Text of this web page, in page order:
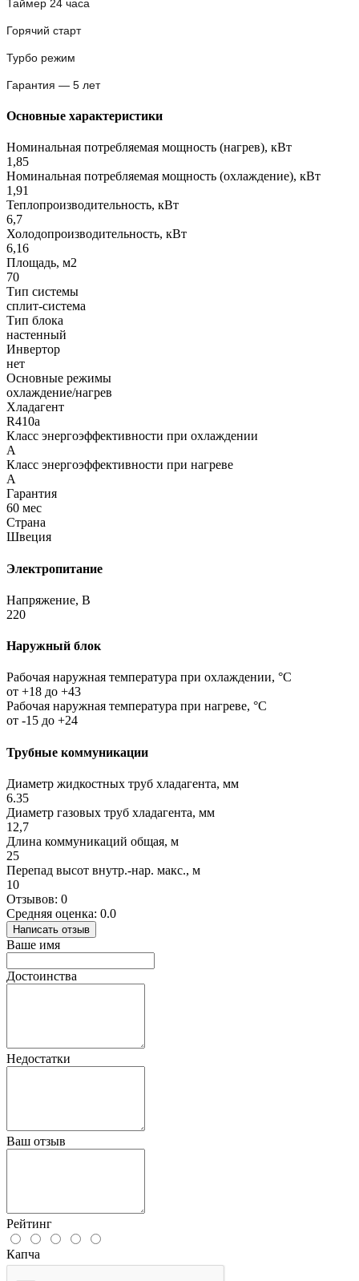
Таймер 24 часа
Горячий старт
Турбо режим
Гарантия — 5 лет
Основные характеристики
Номинальная потребляемая мощность (нагрев), кВт
1,85
Номинальная потребляемая мощность (охлаждение), кВт
1,91
Теплопроизводительность, кВт
6,7
Холодопроизводительность, кВт
6,16
Площадь, м2
70
Тип системы
сплит-система
Тип блока
настенный
Инвертор
нет
Основные режимы
охлаждение/нагрев
Хладагент
R410a
Класс энергоэффективности при охлаждении
A
Класс энергоэффективности при нагреве
A
Гарантия
60 мес
Страна
Швеция
Электропитание
Напряжение, В
220
Наружный блок
Рабочая наружная температура при охлаждении, °C
от +18 до +43
Рабочая наружная температура при нагреве, °C
от -15 до +24
Трубные коммуникации
Диаметр жидкостных труб хладагента, мм
6.35
Диаметр газовых труб хладагента, мм
12,7
Длина коммуникаций общая, м
25
Перепад высот внутр.-нар. макс., м
10
Отзывов: 0
Средняя оценка: 0.0
Написать отзыв
Ваше имя
Достоинства
Недостатки
Ваш отзыв
Рейтинг
Капча